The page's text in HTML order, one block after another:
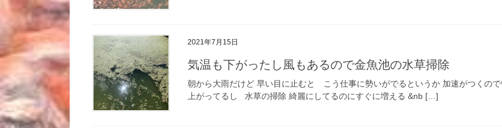
2021年7月15日
気温も下がったし風もあるので金魚池の水草掃除
朝から大雨だけど 早い目に止むと こう仕事に勢いがでるというか 加速がつくの
上がってるし 水草の掃除 綺麗にしてるのにすぐに増える &nb […]